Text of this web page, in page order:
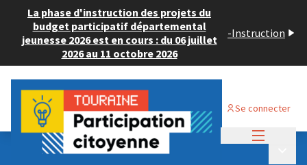
La phase d'instruction des projets du
budget participatif départemental
jeunesse 2026 est en cours : du 06 juillet
2026 au 11 octobre 2026
-Instruction
Se connecter
Budget Participatif JEUNESSE 2024
💡 Consulter les projets déposés